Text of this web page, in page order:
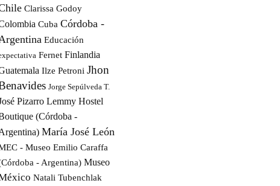
Clarissa Godoy
Cuba Córdoba -
Educación
Fernet Finlandia
Ilze Petroni Jhon
Jorge Sepúlveda T.
Pizarro Lemmy Hostel
(Córdoba -
María José León
- Museo Emilio Caraffa
- Argentina) Museo
Natali Tubenchlak